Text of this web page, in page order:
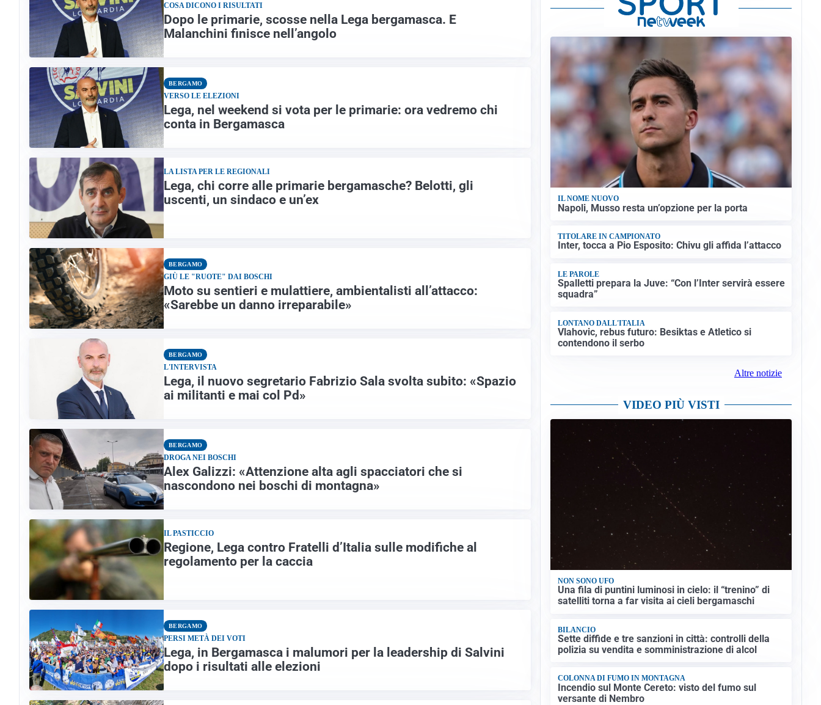
COSA DICONO I RISULTATI
Dopo le primarie, scosse nella Lega bergamasca. E
Malanchini finisce nell’angolo
BERGAMO
VERSO LE ELEZIONI
Lega, nel weekend si vota per le primarie: ora vedremo chi
conta in Bergamasca
LA LISTA PER LE REGIONALI
Lega, chi corre alle primarie bergamasche? Belotti, gli
uscenti, un sindaco e un’ex
BERGAMO
GIÙ LE "RUOTE" DAI BOSCHI
Moto su sentieri e mulattiere, ambientalisti all’attacco:
«Sarebbe un danno irreparabile»
BERGAMO
L'INTERVISTA
Lega, il nuovo segretario Fabrizio Sala svolta subito: «Spazio
ai militanti e mai col Pd»
BERGAMO
DROGA NEI BOSCHI
Alex Galizzi: «Attenzione alta agli spacciatori che si
nascondono nei boschi di montagna»
IL PASTICCIO
Regione, Lega contro Fratelli d’Italia sulle modifiche al
regolamento per la caccia
BERGAMO
PERSI METÀ DEI VOTI
Lega, in Bergamasca i malumori per la leadership di Salvini
dopo i risultati alle elezioni
IL NOME NUOVO
Napoli, Musso resta un’opzione per la porta
TITOLARE IN CAMPIONATO
Inter, tocca a Pio Esposito: Chivu gli affida l’attacco
LE PAROLE
Spalletti prepara la Juve: “Con l’Inter servirà essere
squadra”
LONTANO DALL'ITALIA
Vlahovic, rebus futuro: Besiktas e Atletico si
contendono il serbo
Altre notizie
VIDEO PIÙ VISTI
NON SONO UFO
Una fila di puntini luminosi in cielo: il “trenino” di
satelliti torna a far visita ai cieli bergamaschi
BILANCIO
Sette diffide e tre sanzioni in città: controlli della
polizia su vendita e somministrazione di alcol
COLONNA DI FUMO IN MONTAGNA
Incendio sul Monte Cereto: visto del fumo sul
versante di Nembro